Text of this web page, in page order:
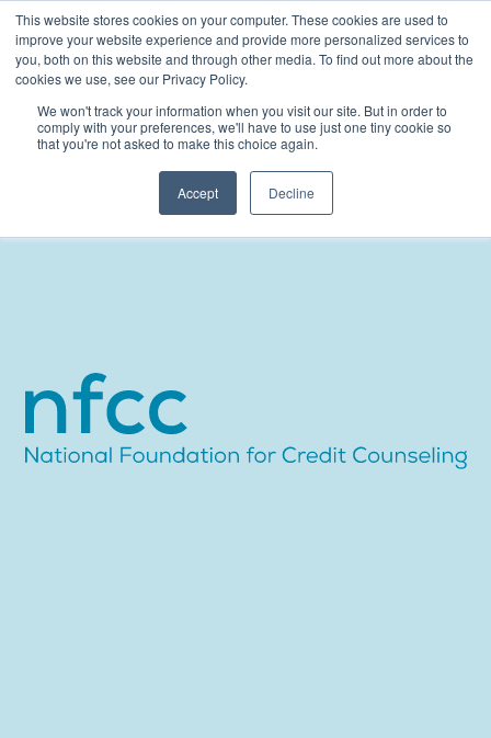
This website stores cookies on your computer. These cookies are used to
improve your website experience and provide more personalized services to
you, both on this website and through other media. To find out more about the
cookies we use, see our Privacy Policy.
We won't track your information when you visit our site. But in order to
comply with your preferences, we'll have to use just one tiny cookie so
that you're not asked to make this choice again.
Accept Decline
Skip
content